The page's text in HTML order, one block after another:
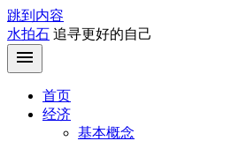
跳到内容
水拍石 追寻更好的自己
首页
经济
基本概念